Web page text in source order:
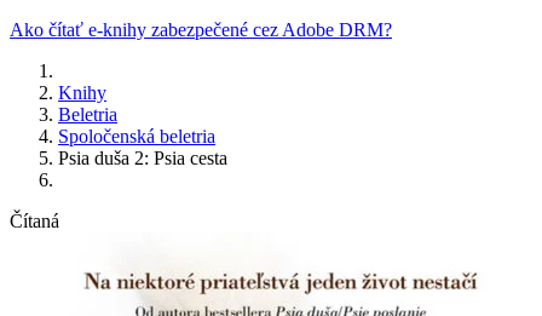
Ako čítať e-knihy zabezpečené cez Adobe DRM?
Knihy
Beletria
Spoločenská beletria
Psia duša 2: Psia cesta
Čítaná